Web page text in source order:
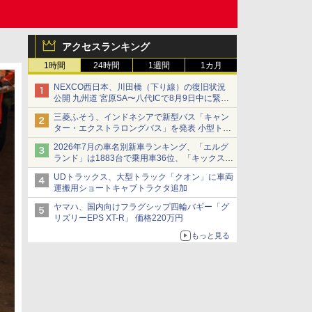
アクセスランキング
1時間 24時間 1週間 1カ月
NEXCO西日本、川田橋（下り線）の復旧状況
公開 九州道 宮原SA〜八代ICで8月9日中に緊急
車両を通行可能に
三菱ふそう、インドネシアで新型バス「キャン
ター・エクストラロングバス」を発表 小型トラ
ックベースの観光・旅客輸送向けバス
2026年7月の車名別新車ランキング、「エルグ
ランド」は1883台で乗用車36位、「キックス」
は2591台で27位に
UDトラックス、大型トラック「クオン」に車両
運搬用ショートキャブトラクタ追加
ヤマハ、国内向けフラグシップ四輪バギー「グ
リズリーEPS XT-R」 価格220万円
もっと見る